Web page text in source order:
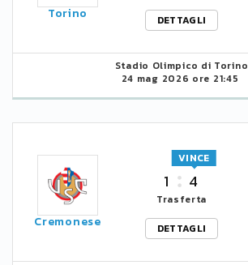
Torino
DETTAGLI
Stadio Olimpico di Torino
24 mag 2026 ore 21:45
Cremonese
1 4
VINCE
Trasferta
DETTAGLI